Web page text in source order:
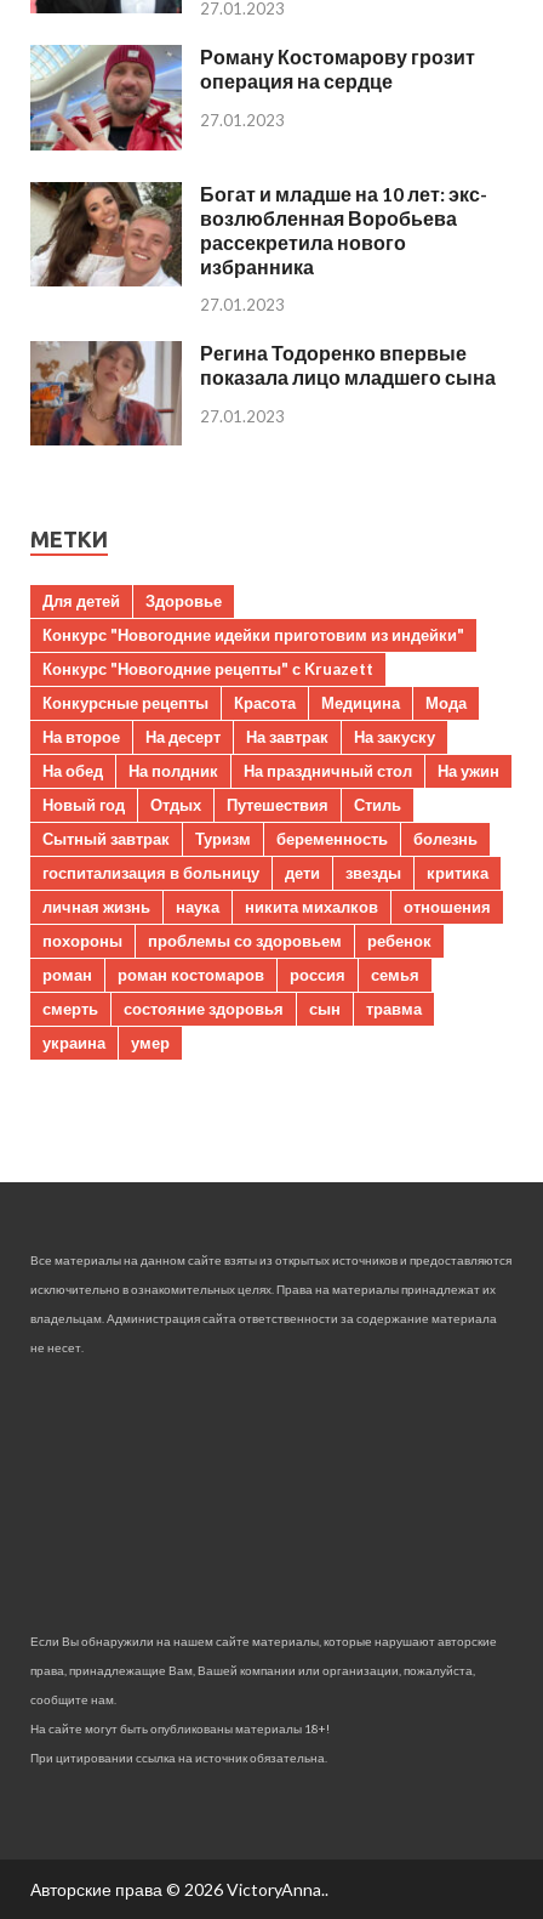
27.01.2023
Роману Костомарову грозит
операция на сердце
27.01.2023
Богат и младше на 10 лет: экс-
возлюбленная Воробьева
рассекретила нового
избранника
27.01.2023
Регина Тодоренко впервые
показала лицо младшего сына
27.01.2023
МЕТКИ
Для детей
Здоровье
Конкурс "Новогодние идейки приготовим из индейки"
Конкурс "Новогодние рецепты" с Kruazett
Конкурсные рецепты
Красота Медицина
Мода
На второе
На десерт На завтрак
На закуску
На обед
На полдник На праздничный стол
На ужин
Новый год
Отдых Путешествия
Стиль
Сытный завтрак
Туризм беременность
болезнь
госпитализация в больницу
дети звезды
критика
личная жизнь
наука никита михалков
отношения
похороны
проблемы со здоровьем
ребенок
роман
роман костомаров россия
семья
смерть
состояние здоровья сын
травма
украина
умер
Все материалы на данном сайте взяты из открытых источников и предоставляются
исключительно в ознакомительных целях. Права на материалы принадлежат их
владельцам. Администрация сайта ответственности за содержание материала
не несет.
Если Вы обнаружили на нашем сайте материалы, которые нарушают авторские
права, принадлежащие Вам, Вашей компании или организации, пожалуйста,
сообщите нам.
На сайте могут быть опубликованы материалы 18+!
При цитировании ссылка на источник обязательна.
Авторские права © 2026VictoryAnna..